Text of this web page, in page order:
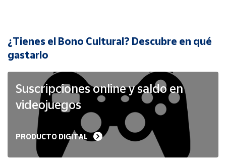
Cuenta
Ubicación
Península
Baleares
¿Tienes el Bono Cultural? Descubre en qué
gastarlo
Suscripciones online y saldo en
videojuegos
PRODUCTO DIGITAL